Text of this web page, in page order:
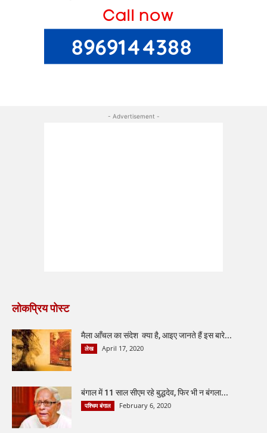
- Advertisement -
लोकप्रिय पोस्ट
मैला आँचल का संदेश क्या है, आइए जानते हैं इस बारे...
लेख April 17, 2020
बंगाल में 11 साल सीएम रहे बुद्धदेव, फिर भी न बंगला...
पश्चिम बंगाल February 6, 2020